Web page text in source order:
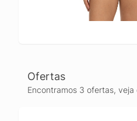
Ofertas
Encontramos 3 ofertas, veja